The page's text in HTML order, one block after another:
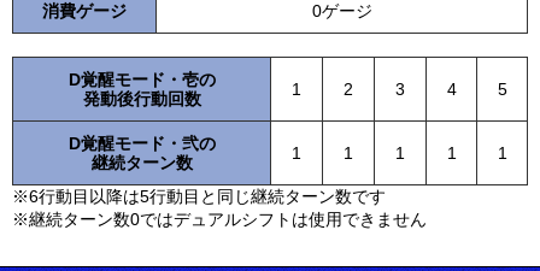
消費ゲージ 0ゲージ
D覚醒モード・壱の
発動後行動回数
1 2 3 4 5
D覚醒モード・弐の
継続ターン数
1 1 1 1 1
※6行動目以降は5行動目と同じ継続ターン数です
※継続ターン数0ではデュアルシフトは使用できません